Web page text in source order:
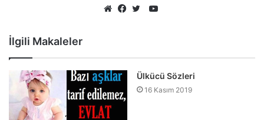
YouTube
İlgili Makaleler
Ülkücü Sözleri
16 Kasım 2019